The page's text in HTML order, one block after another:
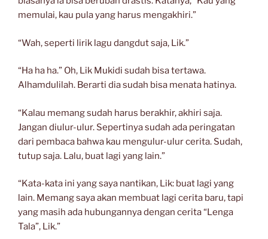
memulai, kau pula yang harus mengakhiri.”
“Wah, seperti lirik lagu dangdut saja, Lik.”
“Ha ha ha.” Oh, Lik Mukidi sudah bisa tertawa.
Alhamdulilah. Berarti dia sudah bisa menata hatinya.
“Kalau memang sudah harus berakhir, akhiri saja.
Jangan diulur-ulur. Sepertinya sudah ada peringatan
dari pembaca bahwa kau mengulur-ulur cerita. Sudah,
tutup saja. Lalu, buat lagi yang lain.”
“Kata-kata ini yang saya nantikan, Lik: buat lagi yang
lain. Memang saya akan membuat lagi cerita baru, tapi
yang masih ada hubungannya dengan cerita “Lenga
Tala”, Lik.”